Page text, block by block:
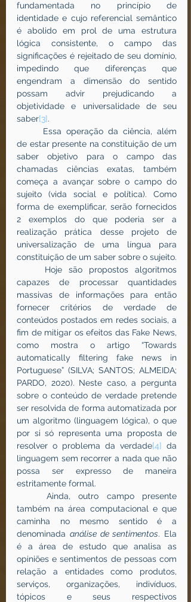
fundamentada no princípio de
identidade e cujo referencial semântico
é abolido em prol de uma estrutura
lógica consistente, o campo das
significações é rejeitado de seu domínio,
impedindo que diferenças que
engendram a dimensão do sentido
possam advir prejudicando a
objetividade e universalidade de seu
saber[3].
de estar presente na constituição de um
saber objetivo para o campo das
chamadas ciências exatas, também
começa a avançar sobre o campo do
sujeito (vida social e política). Como
forma de exemplificar, serão fornecidos
2 exemplos do que poderia ser a
realização prática desse projeto de
universalização de uma língua para
constituição de um saber sobre o sujeito.
capazes de processar quantidades
massivas de informações para então
fornecer critérios de verdade de
conteúdos postados em redes sociais, a
fim de mitigar os efeitos das Fake News,
como mostra o artigo “Towards
automatically filtering fake news in
Portuguese” (SILVA; SANTOS; ALMEIDA;
PARDO, 2020). Neste caso, a pergunta
sobre o conteúdo de verdade pretende
ser resolvida de forma automatizada por
um algoritmo (linguagem lógica), o que
por si só representa uma proposta de
resolver o problema da verdade[4] da
linguagem sem recorrer a nada que não
possa ser expresso de maneira
estritamente formal.
também na área computacional e que
caminha no mesmo sentido é a
denominada análise de sentimentos. Ela
é a área de estudo que analisa as
opiniões e sentimentos de pessoas com
relação a entidades como produtos,
serviços, organizações, indivíduos,
tópicos e seus respectivos